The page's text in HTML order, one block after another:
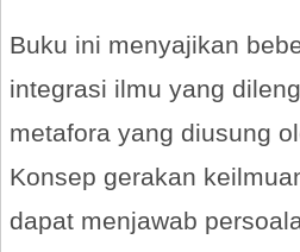
Buku ini menyajikan
integrasi ilmu yang
metafora yang diusung
Konsep gerakan
dapat menjawab